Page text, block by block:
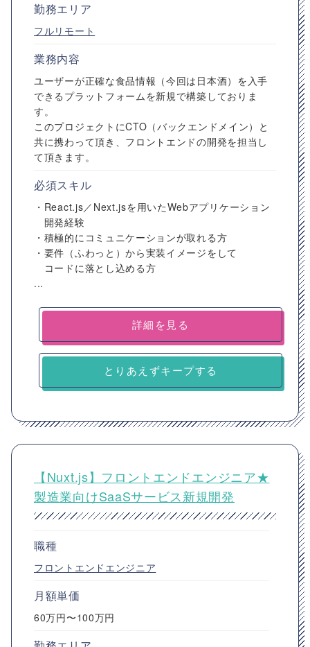
勤務エリア
フルリモート
業務内容
ユーザーが正確な食品情報（今回は日本酒）を入手
できるプラットフォームを新規で構築しておりま
す。
このプロジェクトにCTO（バックエンドメイン）と
共に携わって頂き、フロントエンドの開発を担当し
て頂きます。
必須スキル
・React.js／Next.jsを用いたWebアプリケーション
開発経験
・積極的にコミュニケーションが取れる方
・要件（ふわっと）から実装イメージをして
コードに落とし込める方
...
詳細を見る
とりあえずキープする
【Nuxt.js】フロントエンドエンジニア★
製造業向けSaaSサービス新規開発
職種
フロントエンドエンジニア
月額単価
60万円〜100万円